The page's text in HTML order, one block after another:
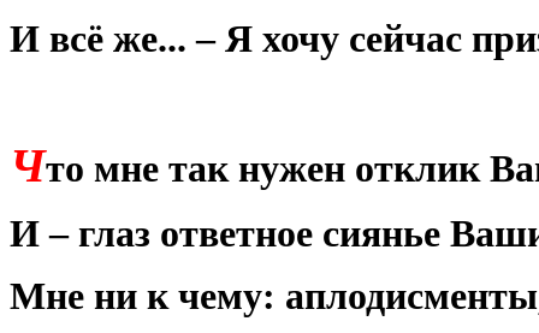
И всё же... – Я хочу сейчас
Что мне так нужен отклик
И – глаз ответное сиянье
Мне ни к чему: